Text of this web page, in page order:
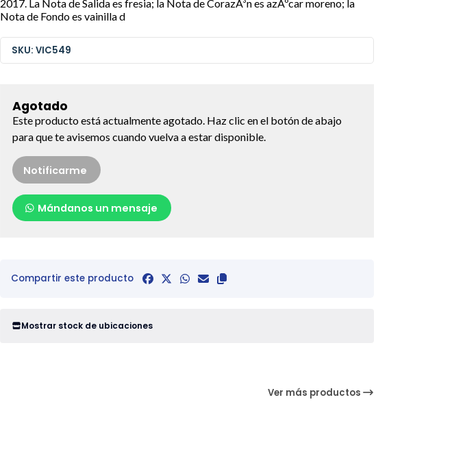
2017. La Nota de Salida es fresia; la Nota de CorazÃ³n es azÃºcar moreno; la
Nota de Fondo es vainilla d
SKU: VIC549
Agotado
Este producto está actualmente agotado. Haz clic en el botón de abajo
para que te avisemos cuando vuelva a estar disponible.
Notificarme
Mándanos un mensaje
Compartir este producto
Mostrar stock de ubicaciones
Ver más productos